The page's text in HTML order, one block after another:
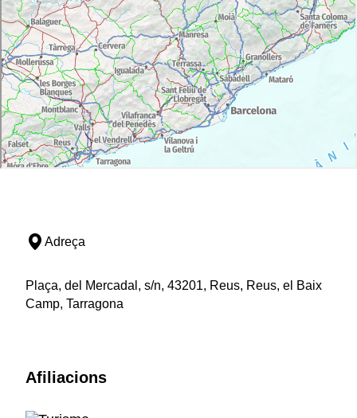
Adreça
Plaça, del Mercadal, s/n, 43201, Reus, Reus, el Baix
Camp, Tarragona
Afiliacions